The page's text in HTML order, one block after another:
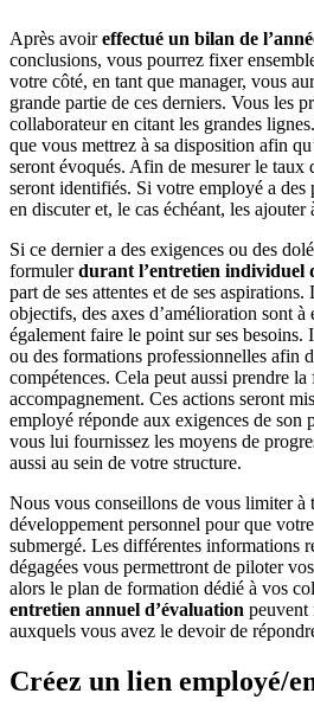
Après avoireffectué un bilan de
conclusions, vous pourrez fixer
votre côté, en tant que manager, vous
grande partie de ces derniers. Vous les
collaborateur en citant les grandes
que vous mettrez à sa disposition afin
seront évoqués. Afin de mesurer le taux
seront identifiés. Si votre employé a
en discuter et, le cas échéant, les ajouter
Si ce dernier a des exigences ou des
formulerdurant l’entretien individuel
part de ses attentes et de ses
objectifs, des axes d’amélioration sont
également faire le point sur ses besoins.
ou des formations professionnelles afin
compétences. Cela peut aussi prendre la
accompagnement. Ces actions seront
employé réponde aux exigences de son
vous lui fournissez les moyens de
aussi au sein de votre structure.
Nous vous conseillons de vous limiter à
développement personnel pour que
submergé. Les différentes informations
dégagées vous permettront de piloter
alors le plan de formation dédié à vos
entretien annuel d’évaluation peuvent
auxquels vous avez le devoir de
Créez un lien employé/